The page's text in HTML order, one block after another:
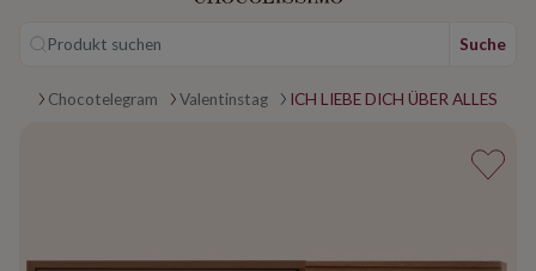
Produkt suchen Suche
Main page
Chocotelegram Valentinstag ICH LIEBE DICH ÜBER ALLES